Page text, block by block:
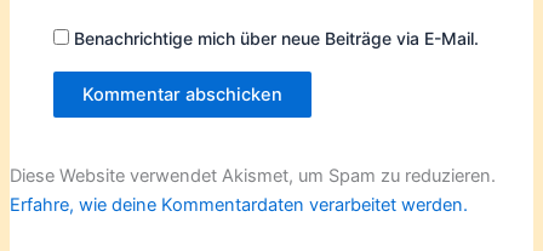
Benachrichtige mich über neue Beiträge via E-Mail.
Diese Website verwendet Akismet, um Spam zu reduzieren.
Erfahre, wie deine Kommentardaten verarbeitet werden.